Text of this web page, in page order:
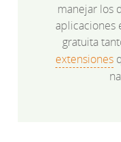
manejar los
aplicaciones
gratuita
extensiones